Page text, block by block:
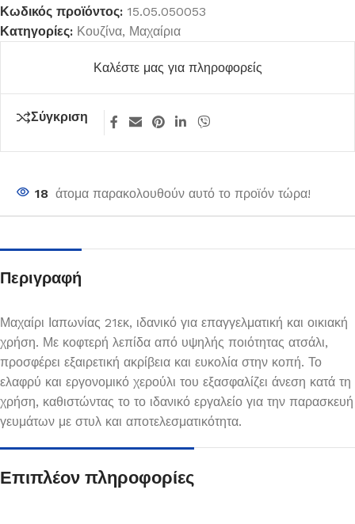
Κωδικός προϊόντος: 15.05.050053
Κατηγορίες: Κουζίνα, Μαχαίρια
Καλέστε μας για πληροφορείς
Σύγκριση
18 άτομα παρακολουθούν αυτό το προϊόν τώρα!
Περιγραφή
Μαχαίρι Ιαπωνίας 21εκ, ιδανικό για επαγγελματική και οικιακή
χρήση. Με κοφτερή λεπίδα από υψηλής ποιότητας ατσάλι,
προσφέρει εξαιρετική ακρίβεια και ευκολία στην κοπή. Το
ελαφρύ και εργονομικό χερούλι του εξασφαλίζει άνεση κατά τη
χρήση, καθιστώντας το το ιδανικό εργαλείο για την παρασκευή
γευμάτων με στυλ και αποτελεσματικότητα.
Επιπλέον πληροφορίες